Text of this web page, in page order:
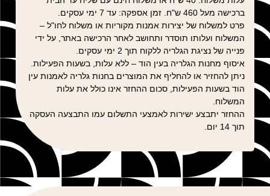
ברכישה מעל 460 ש"ח. זמן אספקה: עד 7 ימי עסקים.
פרט למשלוח של יצירות אמנות מקוריות או משלוח לחו"ל –
המשלוח ועלותו תוסדר ותחושב לאחר הרכישה באתר, על ידי
פנייה של נציגת הגלריה ללקוח תוך 2 ימי עסקים.
איסוף מחנות הגלריה בעין הוד – ללא עלות, בשעות הפעילות.
ניתן להחזיר או להחליף את המוצרים בחנות גלריה לאמנות עין
הוד בשעות הפעילות, סכום ההחזר אינו כולל את עלות
המשלוח.
ההחזר יתבצע ישירות לאמצעי התשלום עמו התבצעה העסקה
תוך 14 יום.